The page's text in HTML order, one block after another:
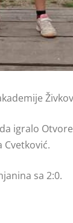
igralo
sa 2:0.